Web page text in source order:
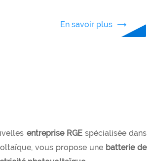
En savoir plus
entreprise RGEspécialisée dans
vous propose une batterie de